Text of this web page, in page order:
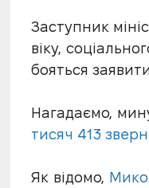
Заступник
віку,
бояться
Нагадаємо,
тисяч 413
Як відомо,